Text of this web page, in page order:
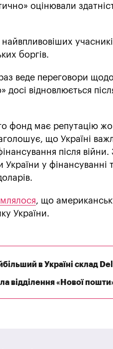
оцінювали
боргів.
веде переговори
досі відновлюється
фонд має репутацію
що Україні
після
у фінансуванні
, що
України.
в Україні склад
відділення «Нової